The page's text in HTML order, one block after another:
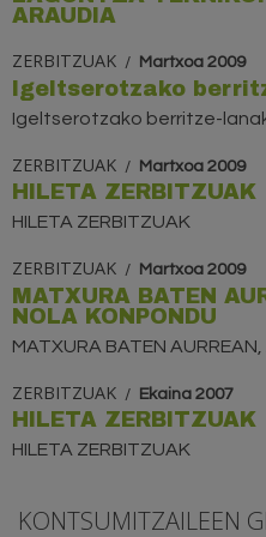
ARAUDIA
ZERBITZUAK
Martxoa 2009
Igeltserotzako
Igeltserotzako berritze-
ZERBITZUAK Martxoa 2009
HILETA ZERBITZUAK
HILETA ZERBITZUAK
ZERBITZUAK Martxoa 2009
MATXURA BATEN
NOLA KONPONDU
MATXURA BATEN
ZERBITZUAK Ekaina 2007
HILETA ZERBITZUAK
HILETA ZERBITZUAK
KONTSUMITZAILEEN